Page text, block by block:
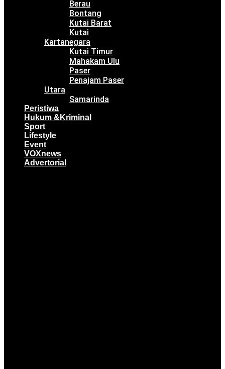
Berau
Bontang
Kutai Barat
Kutai
Kartanegara
Kutai Timur
Mahakam Ulu
Paser
Penajam Paser
Utara
Samarinda
Peristiwa
Hukum &Kriminal
Sport
Lifestyle
Event
VOXnews
Advertorial